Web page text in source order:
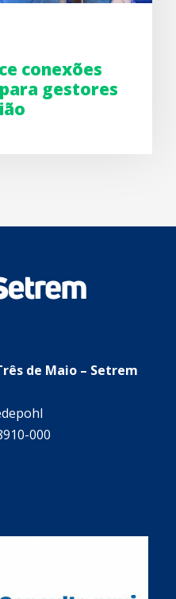
conexões
gestores
de Maio – Setrem
000